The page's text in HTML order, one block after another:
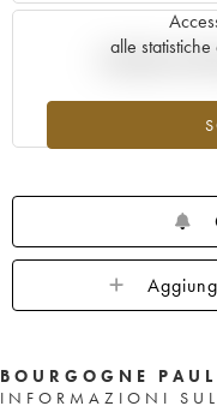
alle
Andamento
BOURGOGNE
INFORMAZIONI